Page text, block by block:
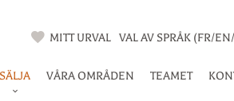
MITT URVAL VAL AV SPRÅK (FR/
SÄLJA VÅRA OMRÅDEN TEAMET